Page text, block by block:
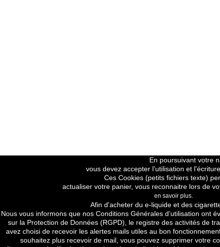
En poursuivant votre
vous devez accepter l’utilisation et
Ces Cookies (petits fichiers texte)
actualiser votre panier, vous reconnaitre lors de
en savoir plus.
Afin d'acheter du e-liquide et des
Nous vous informons que nos Conditions Générales d’utilisation ont
sur la Protection de Données (RGPD), le registre des activités de
avez choisi de recevoir les alertes mails utiles au bon
souhaitez plus recevoir de mail, vous pouvez supprimer votre